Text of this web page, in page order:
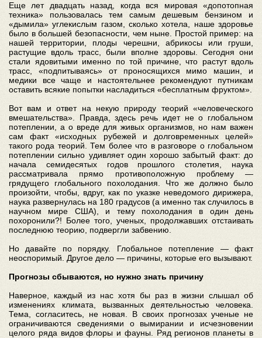
Еще лет двадцать назад, когда вся мировая «допотопная
техника» пользовалась тем самым дешевым бензином и
«дымила» углекислым газом, сколько хотела, наше здоровье
было в большей безопасности, чем ныне. Простой пример: на
нашей территории, плоды черешни, абрикосы или груши,
растущие вдоль трасс, были вполне здоровы. Сегодня они
стали ядовитыми именно по той причине, что растут вдоль
трасс, «подпитываясь» от проносящихся мимо машин, и
медики все чаще и настоятельнее рекомендуют путникам
оставить всякие попытки насладиться «бесплатным фруктом».
Вот вам и ответ на некую природу теорий «человеческого
вмешательства». Правда, здесь речь идет не о глобальном
потеплении, а о вреде для живых организмов, но нам важен
сам факт «исходных рубежей и долговременных целей»
такого рода теорий. Тем более что в разговоре о глобальном
потеплении сильно удивляет один хорошо забытый факт: до
начала семидесятых годов прошлого столетия, наука
рассматривала прямо противоположную проблему —
грядущего глобального похолодания. Что же должно было
произойти, чтобы, вдруг, как по указке неведомого дирижера,
наука развернулась на 180 градусов (а именно так случилось в
научном мире США), и тему похолодания в один день
похоронили?! Более того, ученых, продолжавших отстаивать
последнюю теорию, подвергли забвению.
Но давайте по порядку. Глобальное потепление — факт
неоспоримый. Другое дело — причины, которые его вызывают.
Прогнозы сбываются, но нужно знать причину
Наверное, каждый из нас хотя бы раз в жизни слышал об
изменениях климата, вызванных деятельностью человека.
Тема, согласитесь, не новая. В своих прогнозах ученые не
ограничиваются сведениями о вымирании и исчезновении
целого ряда видов флоры и фауны. Ряд регионов планеты в